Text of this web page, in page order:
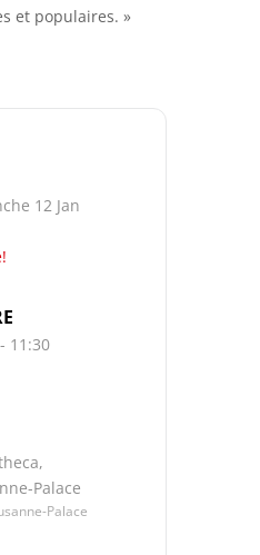
et populaires. »
12 Jan
11:30
Palace
Palace